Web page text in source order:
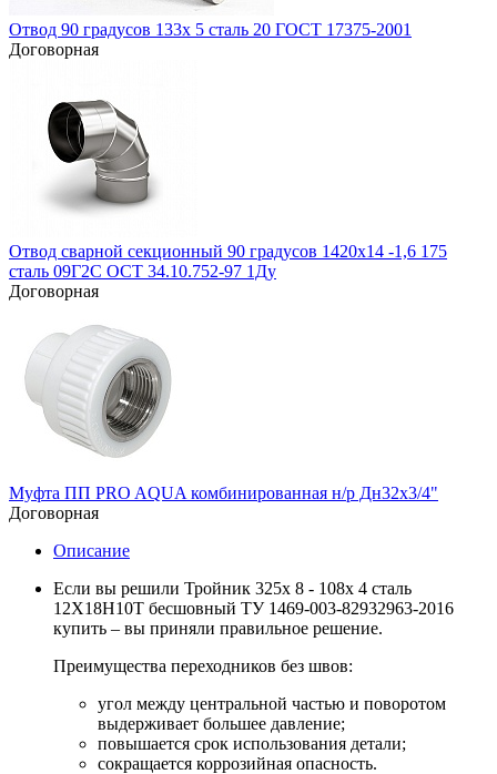
Отвод 90 градусов 133х 5 сталь 20 ГОСТ 17375-2001
Договорная
Отвод сварной секционный 90 градусов 1420х14 -1,6 175
сталь 09Г2С ОСТ 34.10.752-97 1Ду
Договорная
Муфта ПП PRO AQUA комбинированная н/р Дн32х3/4"
Договорная
Описание
Если вы решили Тройник 325х 8 - 108х 4 сталь
12Х18Н10Т бесшовный ТУ 1469-003-82932963-2016
купить – вы приняли правильное решение.
Преимущества переходников без швов:
угол между центральной частью и поворотом
выдерживает большее давление;
повышается срок использования детали;
сокращается коррозийная опасность.